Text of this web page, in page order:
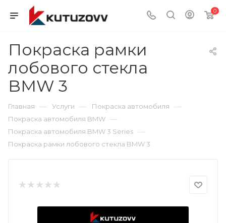
0
Покраска рамки
лобового стекла
BMW 3
Главная — Услуги — Покраска автомобиля —
Покраска автомобиля BMW —
Покраска автомобиля BMW 3 Series —
Покраска рамки лобового стекла BMW 3